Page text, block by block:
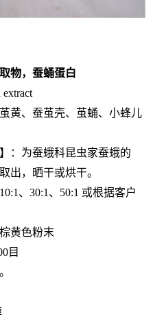
物，蚕蛹蛋白
黄、蚕茧壳、茧蛹、小蜂儿
：为蚕蛾科昆虫家蚕蛾的
出，晒干或烘干。
、30:1、50:1 或根据客户
黄色粉末
目